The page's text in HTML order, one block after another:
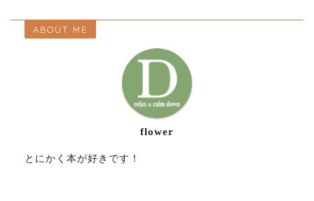
ABOUT ME
flower
とにかく本が好きです！